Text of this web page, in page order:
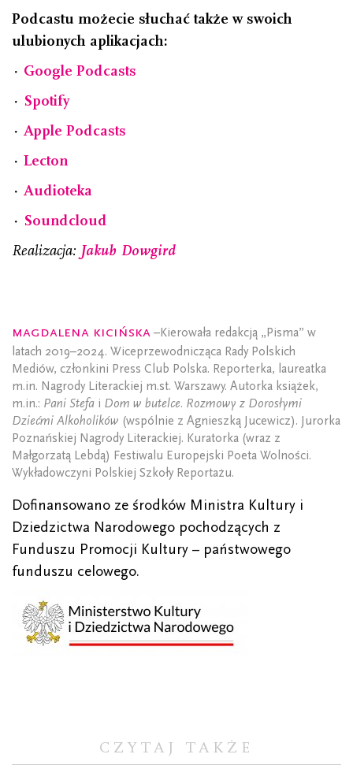
Podcastu możecie słuchać także w swoich
ulubionych aplikacjach:
⋅ Google Podcasts
⋅ Spotify
⋅ Apple Podcasts
⋅ Lecton
⋅ Audioteka
⋅ Soundcloud
Realizacja: Jakub Dowgird
Magdalena Kicińska –Kierowała redakcją „Pisma” w
latach 2019–2024. Wiceprzewodnicząca Rady Polskich
Mediów, członkini Press Club Polska. Reporterka, laureatka
m.in. Nagrody Literackiej m.st. Warszawy. Autorka książek,
m.in.: Pani Stefa i Dom w butelce. Rozmowy z Dorosłymi
Dziećmi Alkoholików (wspólnie z Agnieszką Jucewicz). Jurorka
Poznańskiej Nagrody Literackiej. Kuratorka (wraz z
Małgorzatą Lebdą) Festiwalu Europejski Poeta Wolności.
Wykładowczyni Polskiej Szkoły Reportażu.
Dofinansowano ze środków Ministra Kultury i
Dziedzictwa Narodowego pochodzących z
Funduszu Promocji Kultury – państwowego
funduszu celowego.
CZYTAJ TAKŻE